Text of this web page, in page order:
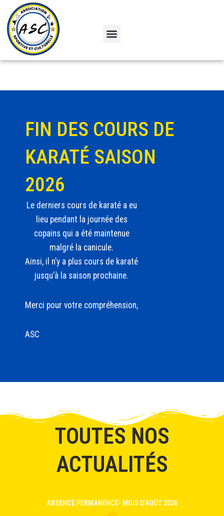
contenu
Menu
FIN DES COURS DE
KARATÉ SAISON
2026
Le derniers cours de karaté a eu
lieu pendant la journée des
copains qui a été maintenue
malgré la canicule.
Ainsi, il n’y a plus cours de karaté
jusqu’à la saison prochaine.
Merci pour votre compréhension,
ASC
TOUTES NOS
ACTUALITÉS
ABSENCE PERMANENCE- MOIS D’AOÛT 2026